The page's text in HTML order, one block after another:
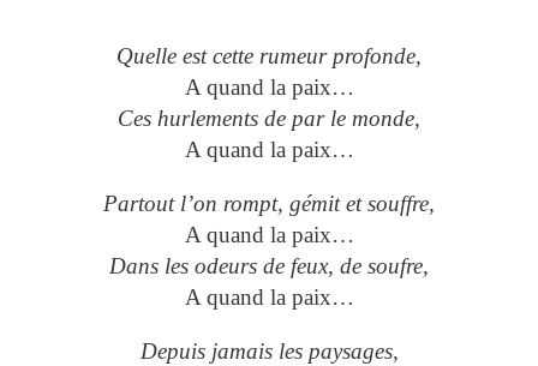
Quelle est cette rumeur profonde,
A quand la paix…
Ces hurlements de par le monde,
A quand la paix…
Partout l’on rompt, gémit et souffre,
A quand la paix…
Dans les odeurs de feux, de soufre,
A quand la paix…
Depuis jamais les paysages,